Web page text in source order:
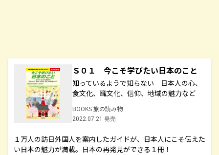
Ｓ０１ 今こそ学びたい日本のこと
知っているようで知らない 日本人の心、
食文化、職文化、信仰、地域の魅力など
BOOKS 旅の読み物
2022.07.21 発売
１万人の訪日外国人を案内したガイドが、日本人にこそ伝えた
い日本の魅力が満載。日本の再発見ができる１冊！